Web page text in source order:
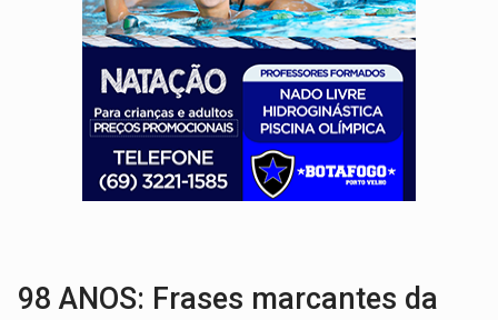
DEFESA:Exército testa inovações no combate a drones durante
TEMAS SOCIOAMBIENTAIS:Em Itapuã do Oeste, CINEMAZÔNIA leva cinema
PREVISÃO:Interior de Rondônia terá sábado (8) de calor intenso
INFRAESTRUTURA:Após quase 30 anos de espera, asfalto chega ao
A ILHA:Coreografia de Rondônia estreia na programação do Festival de
98 ANOS: Frases marcantes da